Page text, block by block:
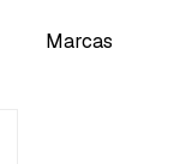
Marcas